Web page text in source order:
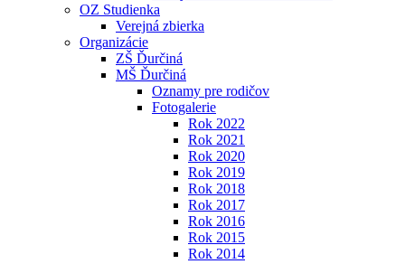
OZ Studienka
Verejná zbierka
Organizácie
ZŠ Ďurčiná
MŠ Ďurčiná
Oznamy pre rodičov
Fotogalerie
Rok 2022
Rok 2021
Rok 2020
Rok 2019
Rok 2018
Rok 2017
Rok 2016
Rok 2015
Rok 2014